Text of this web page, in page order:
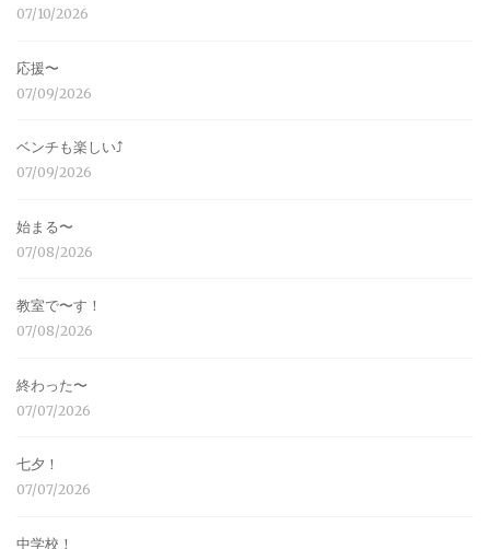
07/10/2026
応援〜
07/09/2026
ベンチも楽しい⤴︎
07/09/2026
始まる〜
07/08/2026
教室で〜す！
07/08/2026
終わった〜
07/07/2026
七夕！
07/07/2026
中学校！